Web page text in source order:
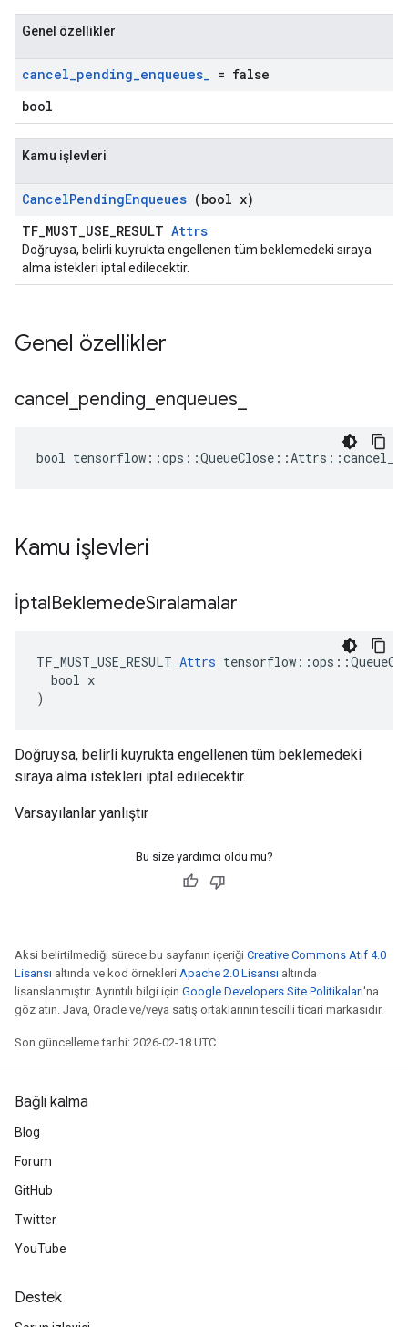
Genel özellikler
cancel_pending_enqueues_ = false
bool
Kamu işlevleri
CancelPendingEnqueues (bool x)
TF_MUST_USE_RESULT Attrs
Doğruysa, belirli kuyrukta engellenen tüm beklemedeki sıraya
alma istekleri iptal edilecektir.
Genel özellikler
cancel pending enqueues
bool
Kamu işlevleri
İptalBeklemedeSıralamalar
TF_MUST_USE_RESULT Attrs
  bool x
)
Doğruysa, belirli kuyrukta engellenen tüm beklemedeki
sıraya alma istekleri iptal edilecektir.
Varsayılanlar yanlıştır
Bu size yardımcı oldu mu?
Aksi belirtilmediği sürece bu sayfanın içeriği Creative Commons Atıf 4.0
Lisansı altında ve kod örnekleri Apache 2.0 Lisansı altında
lisanslanmıştır. Ayrıntılı bilgi için Google Developers Site Politikaları'na
göz atın. Java, Oracle ve/veya satış ortaklarının tescilli ticari markasıdır.
Son güncelleme tarihi: 2026-02-18 UTC.
Bağlı kalma
Blog
Forum
GitHub
Twitter
YouTube
Destek